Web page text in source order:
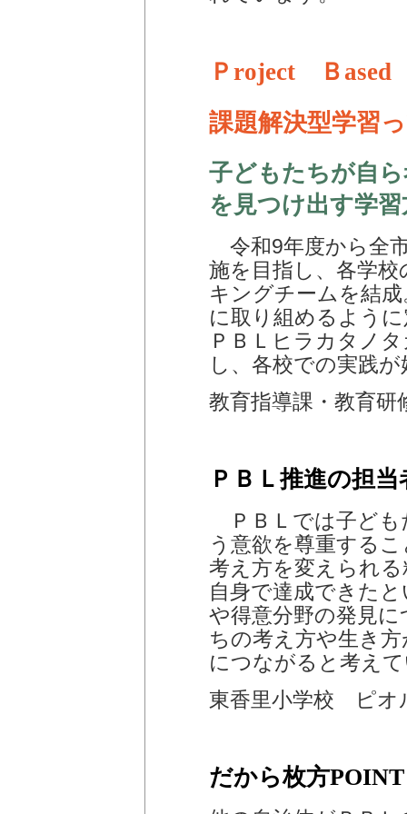
Ｐroject Ｂased
課題解決型学習
子どもたちが自
を見つけ出す学習
令和9年度から全
施を目指し、各学
キングチームを結
に取り組めるよう
ＰＢＬヒラカタノ
し、各校での実践
教育指導課・教育研
ＰＢＬ推進の担
ＰＢＬでは子ども
う意欲を尊重する
考え方を変えられ
自身で達成できた
や得意分野の発見
ちの考え方や生き
につながると考え
東香里小学校 ピオ
だから枚方POINT